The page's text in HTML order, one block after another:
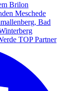
Brilon
Meschede
Bad
TOP Partner